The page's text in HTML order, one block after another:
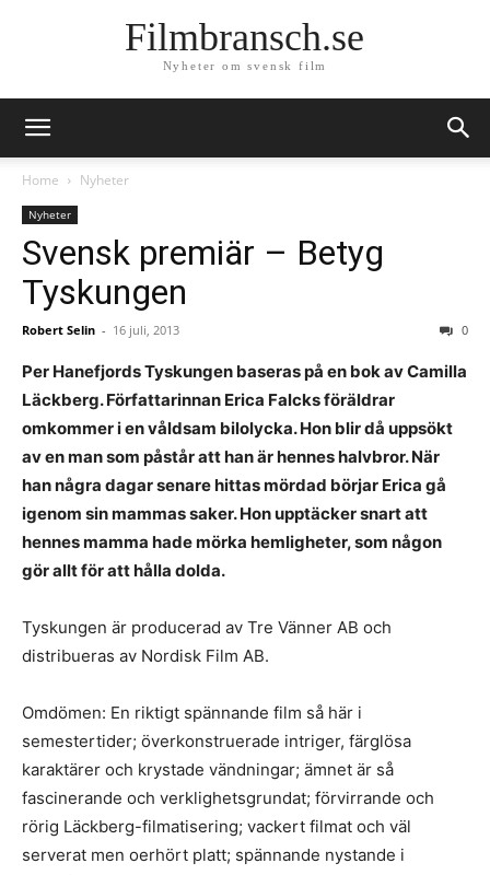
Filmbransch.se
Nyheter om svensk film
Home Nyheter
Nyheter
Svensk premiär – Betyg
Tyskungen
Robert Selin - 16 juli, 2013 0
Per Hanefjords Tyskungen baseras på en bok av Camilla
Läckberg. Författarinnan Erica Falcks föräldrar
omkommer i en våldsam bilolycka. Hon blir då uppsökt
av en man som påstår att han är hennes halvbror. När
han några dagar senare hittas mördad börjar Erica gå
igenom sin mammas saker. Hon upptäcker snart att
hennes mamma hade mörka hemligheter, som någon
gör allt för att hålla dolda.
Tyskungen är producerad av Tre Vänner AB och
distribueras av Nordisk Film AB.
Omdömen: En riktigt spännande film så här i
semestertider; överkonstruerade intriger, färglösa
karaktärer och krystade vändningar; ämnet är så
fascinerande och verklighetsgrundat; förvirrande och
rörig Läckberg-filmatisering; vackert filmat och väl
serverat men oerhört platt; spännande nystande i